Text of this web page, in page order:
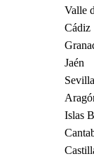
Valle
Cádiz
Jaén
Sevilla
Islas